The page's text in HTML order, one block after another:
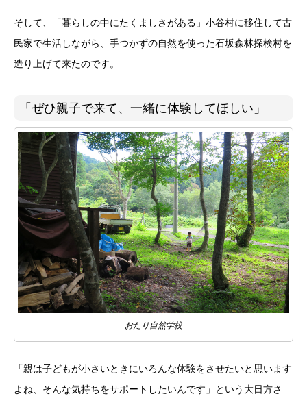
そして、「暮らしの中にたくましさがある」小谷村に移住して古
民家で生活しながら、手つかずの自然を使った石坂森林探検村を
造り上げて来たのです。
「ぜひ親子で来て、一緒に体験してほしい」
おたり自然学校
「親は子どもが小さいときにいろんな体験をさせたいと思います
よね、そんな気持ちをサポートしたいんです」という大日方さ